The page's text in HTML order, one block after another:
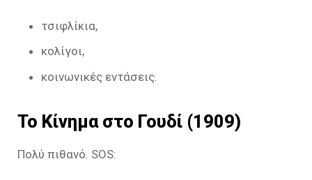
τσιφλίκια,
κολίγοι,
κοινωνικές εντάσεις.
Το Κίνημα στο Γουδί (1909)
Πολύ πιθανό. SOS: